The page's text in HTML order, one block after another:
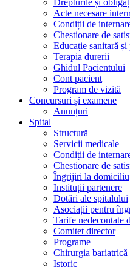
Drepturile și
Acte necesare
Condiții de
Chestionare de
Educație sanitară și
Terapia durerii
Ghidul Pacientului
Cont pacient
Program de vizită
Concursuri și examene
Anunțuri
Spital
Structură
Servicii medicale
Condiții de
Chestionare de
Îngrijiri la domiciliu
Instituții partenere
Dotări ale spitalului
Asociații pentru
Tarife nedecontate
Comitet director
Programe
Chirurgia bariatrică
Istoric